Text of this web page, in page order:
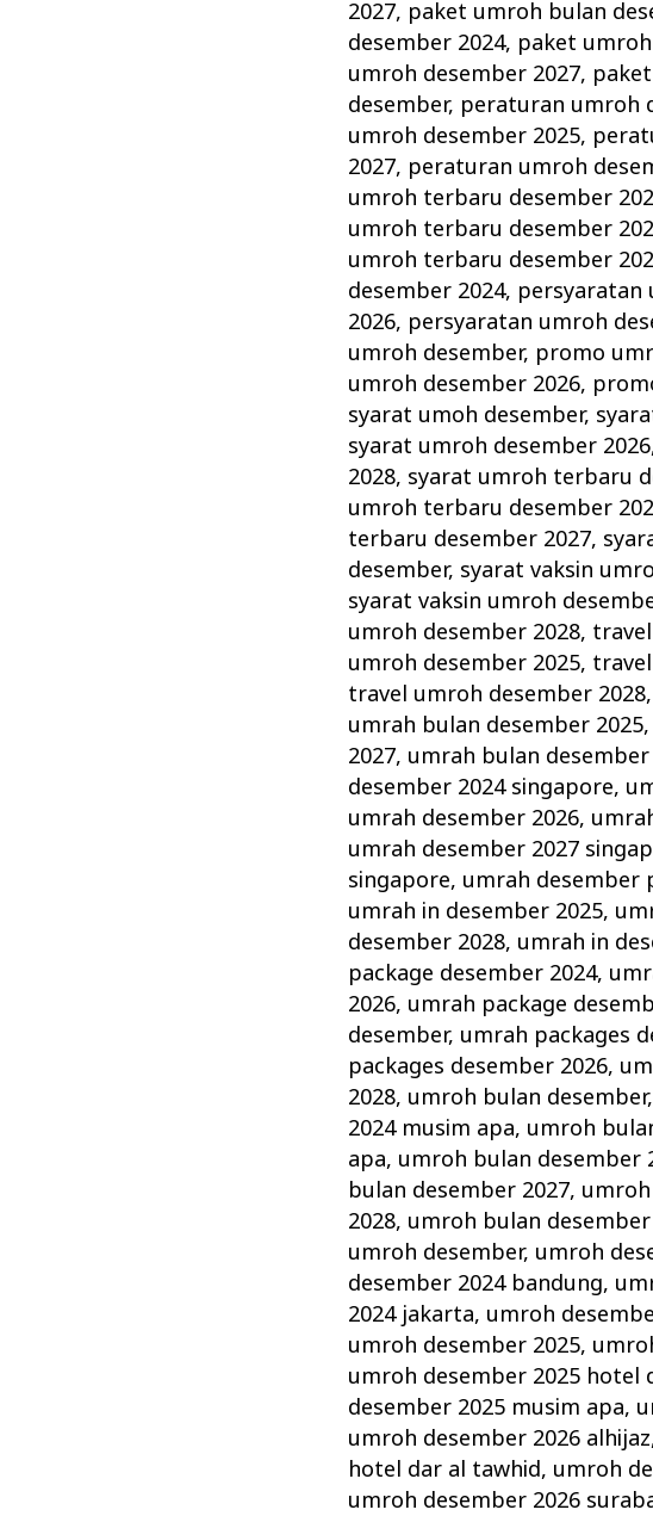
2027, paket umroh bulan
desember 2024, paket
umroh desember 2027,
desember, peraturan umroh
umroh desember 2025,
2027, peraturan umroh
umroh terbaru desember
umroh terbaru desember
umroh terbaru desember
desember 2024, persyaratan
2026, persyaratan umroh
umroh desember, promo
umroh desember 2026,
syarat umoh desember,
syarat umroh desember 2026
2028, syarat umroh terbaru
umroh terbaru desember
terbaru desember 2027,
desember, syarat vaksin
syarat vaksin umroh
umroh desember 2028,
umroh desember 2025,
travel umroh desember 2028,
umrah bulan desember 2025,
2027, umrah bulan desember
desember 2024 singapore,
umrah desember 2026,
umrah desember 2027
singapore, umrah desember
umrah in desember 2025,
desember 2028, umrah in
package desember 2024,
2026, umrah package
desember, umrah packages
packages desember 2026,
2028, umroh bulan desember,
2024 musim apa, umroh
apa, umroh bulan desember
bulan desember 2027,
2028, umroh bulan
umroh desember, umroh
desember 2024 bandung,
2024 jakarta, umroh
umroh desember 2025,
umroh desember 2025 hotel
desember 2025 musim apa,
umroh desember 2026 alhijaz
hotel dar al tawhid, umroh
umroh desember 2026